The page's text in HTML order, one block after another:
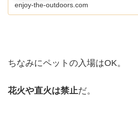
enjoy-the-outdoors.com
ちなみにペットの入場はOK。
花火や直火は禁止だ。